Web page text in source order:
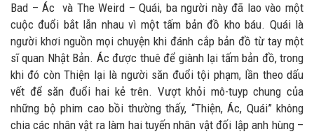
Bad – Ác và The Weird – Quái, ba người này đã lao vào một
cuộc đuổi bắt lẫn nhau vì một tấm bản đồ kho báu. Quái là
người khơi nguồn mọi chuyện khi đánh cắp bản đồ từ tay một
sĩ quan Nhật Bản. Ác được thuê để giành lại tấm bản đồ, trong
khi đó còn Thiện lại là người săn đuổi tội phạm, lần theo dấu
vết để săn đuổi hai kẻ trên. Vượt khỏi mô-tuyp chung của
những bộ phim cao bồi thường thấy, “Thiện, Ác, Quái” không
chia các nhân vật ra làm hai tuyến nhân vật đối lập anh hùng –